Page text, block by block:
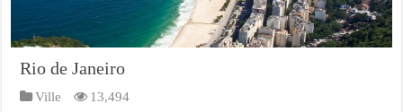
Rio de Janeiro
Ville 13,494